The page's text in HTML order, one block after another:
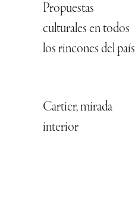
Propuestas
culturales en todos
los rincones del país
Cartier, mirada
interior